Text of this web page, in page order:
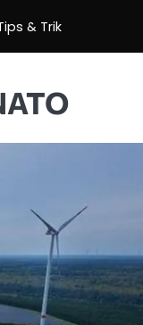
& Trik